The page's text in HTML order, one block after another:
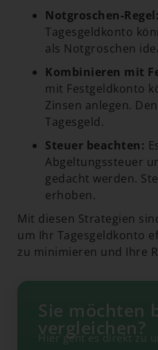
Notgroschen-Regel:
Tagesgeldkonto
als Notgroschen
Kombinieren mit
mit Festgeldkonto
Zinsen anlegen.
Tagesgeld.
Steuer beachten:
Abgeltungssteuer
gedacht werden.
erhoben.
Mit diesen Strategien
um Ihr Tagesgeldkonto
zu minimieren und Ihre
Sie möchten
vergleichen?
Hier geht es direkt zu